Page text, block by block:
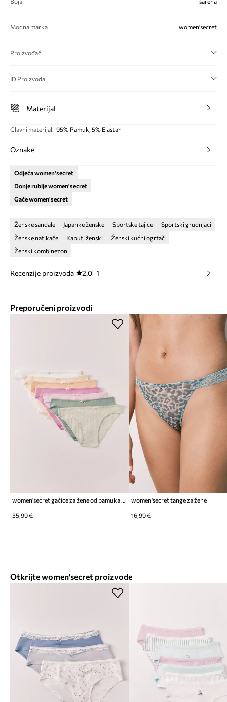
Modna marka women'secret
Proizvođač
ID Proizvoda
Materijal
Glavni materijal: 95% Pamuk, 5% Elastan
Oznake
Odjeća women'secret
Donje rublje women'secret
Gaće women'secret
Ženske sandale Japanke ženske Sportske tajice
Sportski grudnjaci
Ženske natikače
Kaputi ženski
Ženski kućni ogrtač
Ženski kombinezon
Recenzije proizvoda 2.0 1
Preporučeni proizvodi
women'secret gaćice za žene od pamuka s elastanom 7-pack
35,99 €
women'secret tange za žene
16,99 €
Otkrijte women'secret proizvode